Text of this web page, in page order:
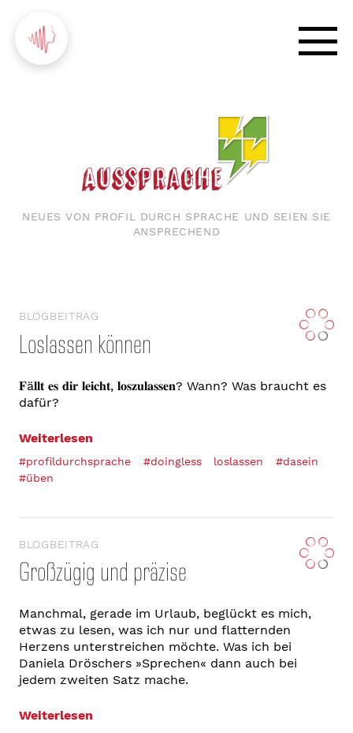
NEUES VON PROFIL DURCH SPRACHE UND SEIEN SIE
ANSPRECHEND
BLOGBEITRAG
Loslassen können
𝐅ä𝐥𝐥𝐭 𝐞𝐬 𝐝𝐢𝐫 𝐥𝐞𝐢𝐜𝐡𝐭, 𝐥𝐨𝐬𝐳𝐮𝐥𝐚𝐬𝐬𝐞𝐧? Wann? Was braucht es
dafür?
Weiterlesen
#profildurchsprache #doingless loslassen
#dasein
#üben
BLOGBEITRAG
Großzügig und präzise
Manchmal, gerade im Urlaub, beglückt es mich,
etwas zu lesen, was ich nur und flatternden
Herzens unterstreichen möchte. Was ich bei
Daniela Dröschers »Sprechen« dann auch bei
jedem zweiten Satz mache.
Weiterlesen